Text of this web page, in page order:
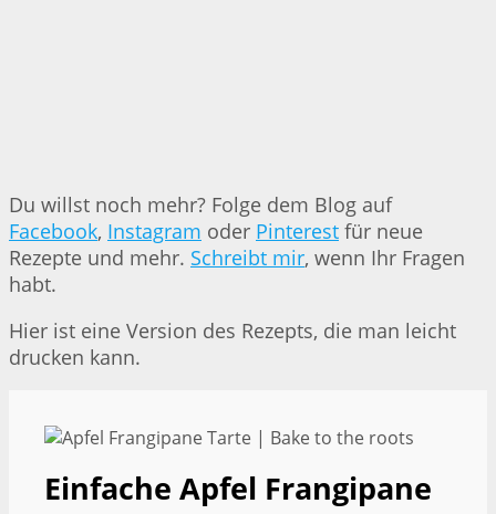
Du willst noch mehr? Folge dem Blog auf
Facebook, Instagram oder Pinterest für neue
Rezepte und mehr. Schreibt mir, wenn Ihr Fragen
habt.
Hier ist eine Version des Rezepts, die man leicht
drucken kann.
Einfache Apfel Frangipane